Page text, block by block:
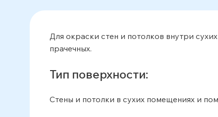
Для окраски стен и потолков внутри
прачечных.
Тип поверхности:
Стены и потолки в сухих помещениях и